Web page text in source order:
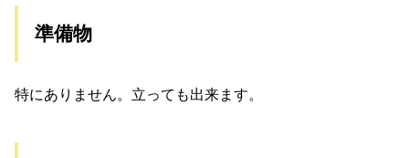
準備物
特にありません。立っても出来ます。